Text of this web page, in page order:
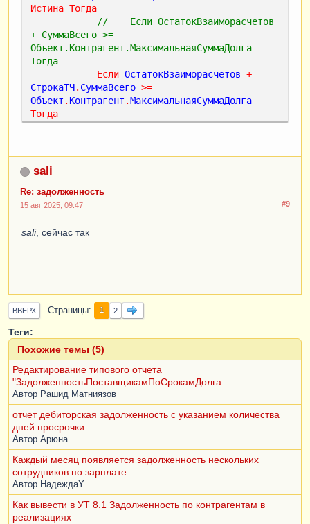
Истина Тогда
//    Если ОстатокВзаиморасчетов
+ СуммаВсего >=
Объект.Контрагент.МаксимальнаяСуммаДолга
Тогда
Если ОстатокВзаиморасчетов +
СтрокаТЧ. СуммаВсего >=
Объект . Контрагент .МаксимальнаяСуммаДолга
Тогда
Проведение отменено"
КонецЕсли
Иначе
КонецЕсли
sali
Re: задолженность
#9
15 авг 2025, 09:47
sali, сейчас так
ВВЕРХ Страницы 1 2
Теги:
Похожие темы (5)
Редактирование типового отчета
"ЗадолженностьПоставщикамПоСрокамДолга
Автор Рашид Матниязов
отчет дебиторская задолженность с указанием количества
дней просрочки
Автор Арюна
Каждый месяц появляется задолженность нескольких
сотрудников по зарплате
Автор НадеждаY
Как вывести в УТ 8.1 Задолженность по контрагентам в
реализациях